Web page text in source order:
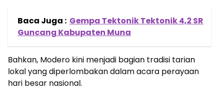
Baca Juga : Gempa Tektonik Tektonik 4,2 SR
Guncang Kabupaten Muna
Bahkan, Modero kini menjadi bagian tradisi tarian
lokal yang diperlombakan dalam acara perayaan
hari besar nasional.